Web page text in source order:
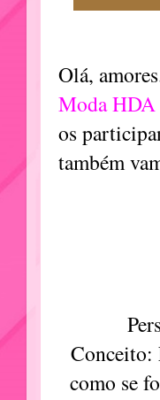
Olá,
Moda HDA
os
também
Conceito:
como se